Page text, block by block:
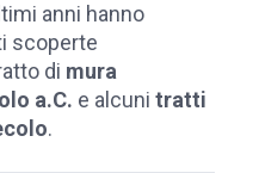
anni hanno
scoperte
di mura
a.C. e alcuni tratti
.